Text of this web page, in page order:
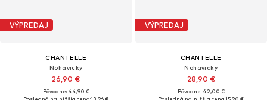
VÝPREDAJ
CHANTELLE
Nohavičky
26,90 €
Pôvodne: 44,90 €
VÝPREDAJ
CHANTELLE
Nohavičky
28,90 €
Pôvodne: 42,00 €